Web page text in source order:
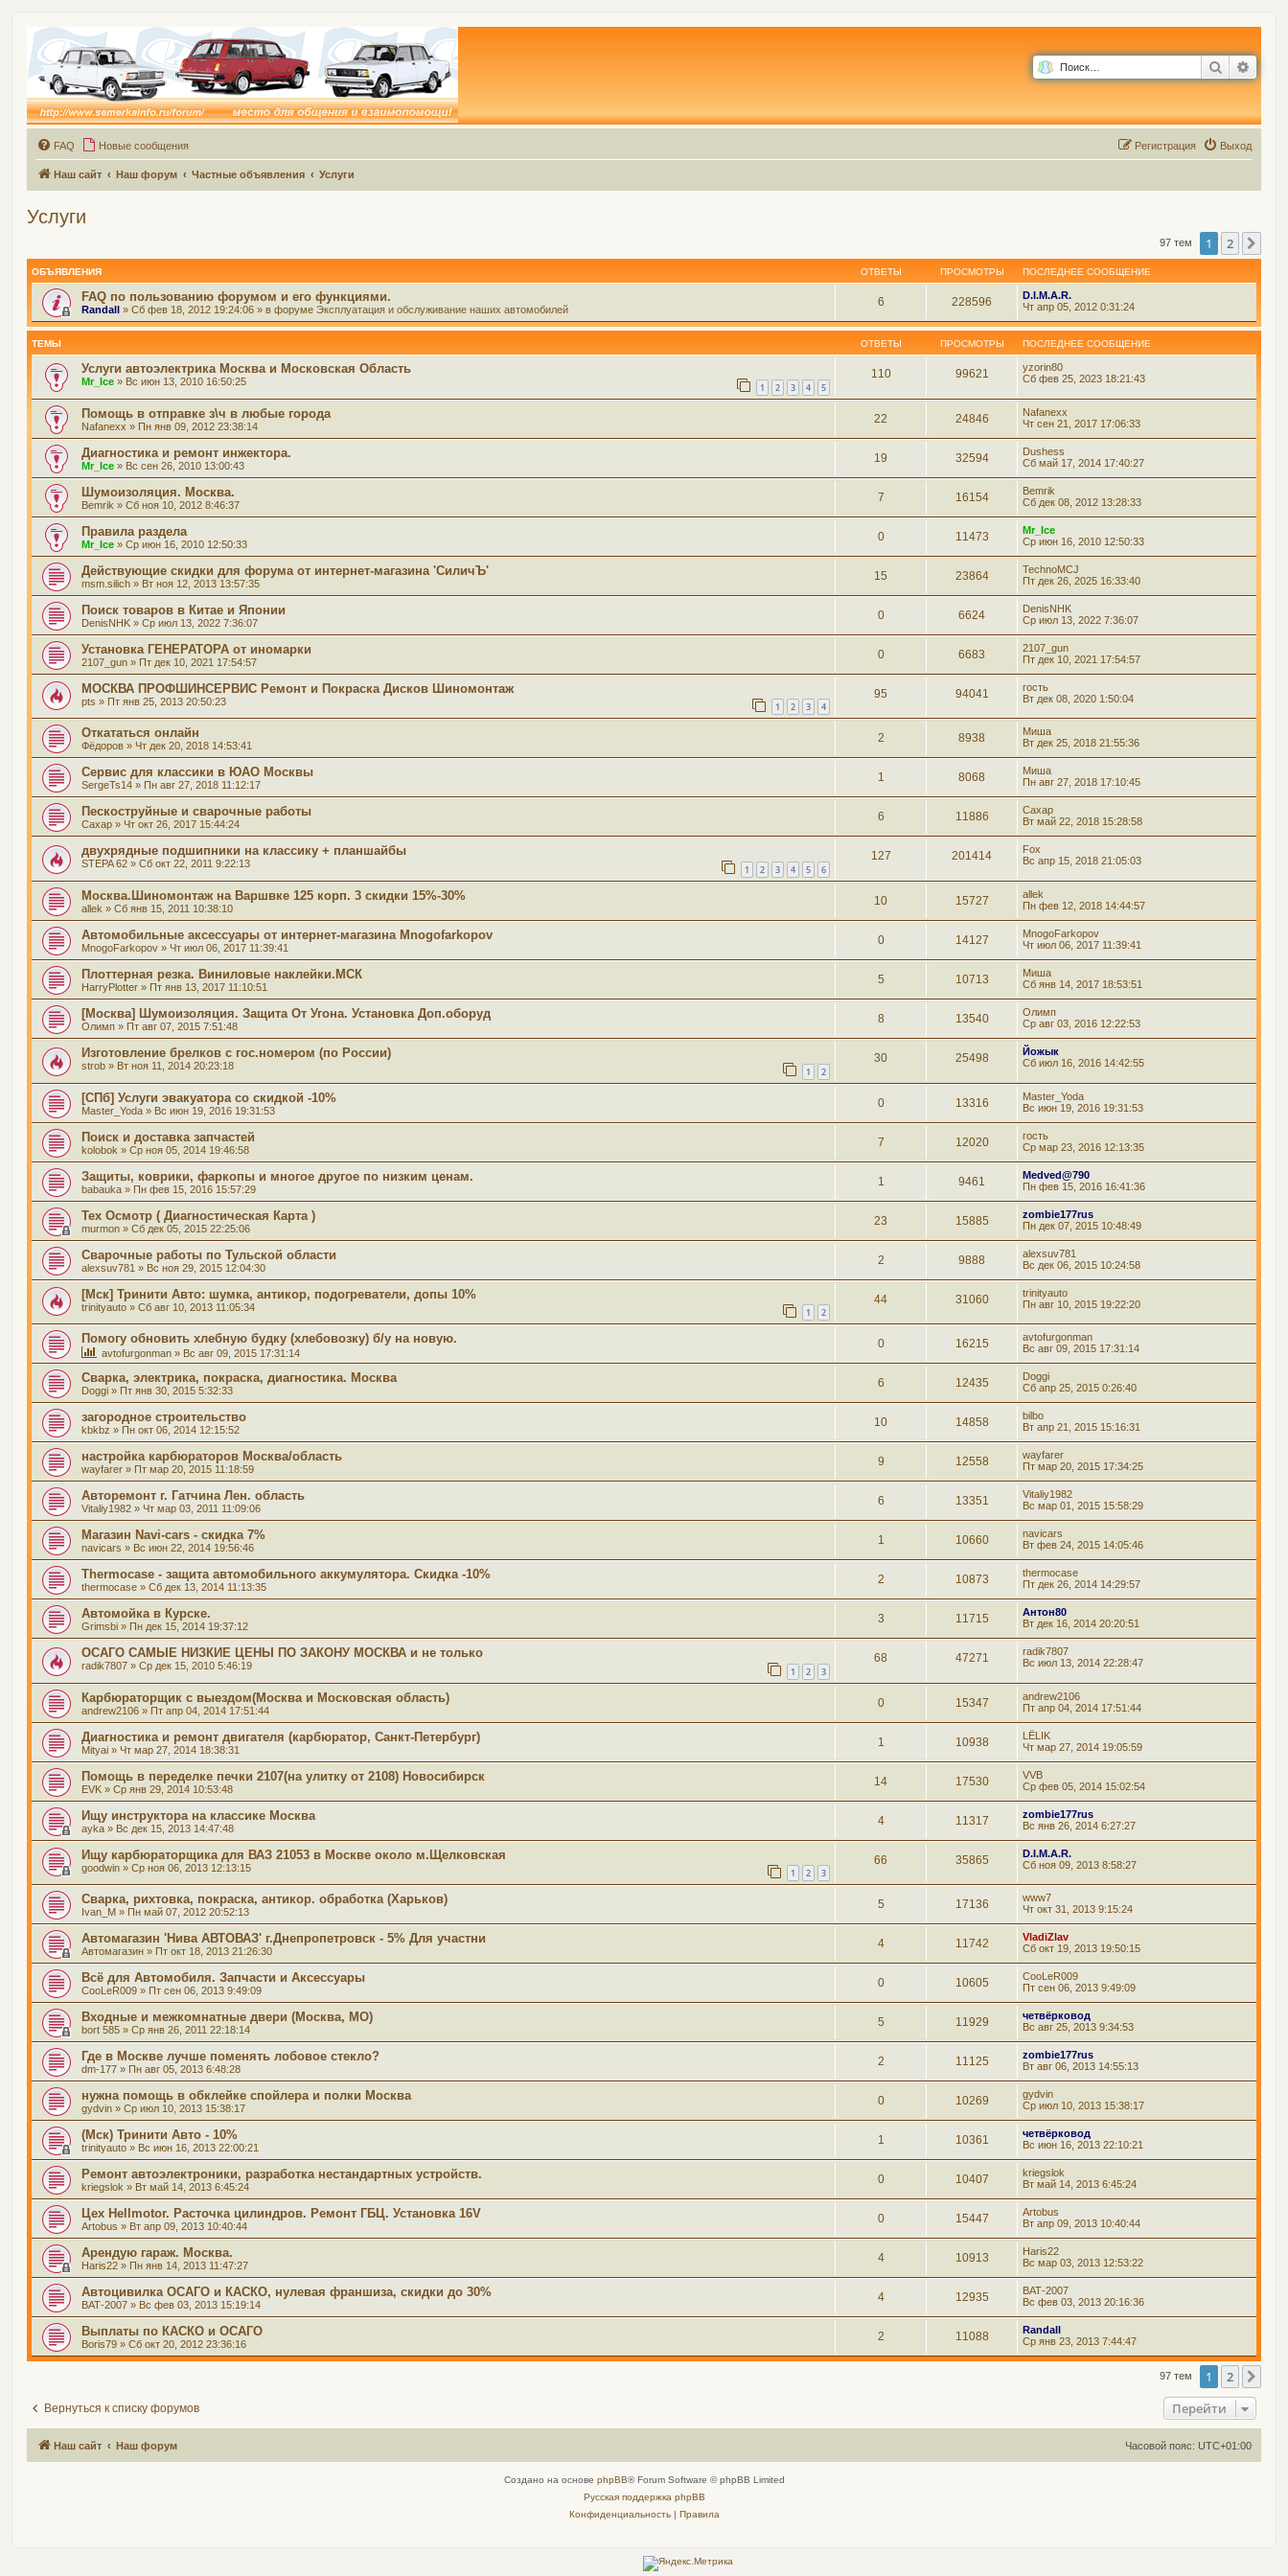
Поиск
FAQ Новые сообщения Выход
Регистрация
Наш сайт Наш форум Частные объявления Услуги
Услуги
97 тем 1 2
ОБЪЯВЛЕНИЯ ОТВЕТЫ ПРОСМОТРЫ ПОСЛЕДНЕЕ СООБЩЕНИЕ
FAQ по пользованию форумом и его функциями.
Randall » Сб фев 18, 2012 19:24:06 » в форуме Эксплуатация и обслуживание наших автомобилей
6 228596
D.I.M.A.R.
Чт апр 05, 2012 0:31:24
ТЕМЫ ОТВЕТЫ ПРОСМОТРЫ ПОСЛЕДНЕЕ СООБЩЕНИЕ
Услуги автоэлектрика Москва и Московская Область
Mr_Ice » Вс июн 13, 2010 16:50:25 1 2 3 4 5
110 99621
yzorin80
Сб фев 25, 2023 18:21:43
Помощь в отправке з\ч в любые города
Nafanexx » Пн янв 09, 2012 23:38:14
22 24846
Nafanexx
Чт сен 21, 2017 17:06:33
Диагностика и ремонт инжектора.
Mr_Ice » Вс сен 26, 2010 13:00:43
19 32594
Dushess
Сб май 17, 2014 17:40:27
Шумоизоляция. Москва.
Bemrik » Сб ноя 10, 2012 8:46:37
7 16154
Bemrik
Сб дек 08, 2012 13:28:33
Правила раздела
Mr_Ice » Ср июн 16, 2010 12:50:33
0 11473
Mr_Ice
Ср июн 16, 2010 12:50:33
Действующие скидки для форума от интернет-магазина 'СиличЪ'
msm.silich » Вт ноя 12, 2013 13:57:35
15 23864
TechnoMCJ
Пт дек 26, 2025 16:33:40
Поиск товаров в Китае и Японии
DenisNHK » Ср июл 13, 2022 7:36:07
0 6624
DenisNHK
Ср июл 13, 2022 7:36:07
Установка ГЕНЕРАТОРА от иномарки
2107_gun » Пт дек 10, 2021 17:54:57
0 6683
2107_gun
Пт дек 10, 2021 17:54:57
МОСКВА ПРОФШИНСЕРВИС Ремонт и Покраска Дисков Шиномонтаж
pts » Пт янв 25, 2013 20:50:23 1 2 3 4
95 94041
гость
Вт дек 08, 2020 1:50:04
Откататься онлайн
Фёдоров » Чт дек 20, 2018 14:53:41
2 8938
Миша
Вт дек 25, 2018 21:55:36
Сервис для классики в ЮАО Москвы
SergeTs14 » Пн авг 27, 2018 11:12:17
1 8068
Миша
Пн авг 27, 2018 17:10:45
Пескоструйные и сварочные работы
Сахар » Чт окт 26, 2017 15:44:24
6 11886
Сахар
Вт май 22, 2018 15:28:58
двухрядные подшипники на классику + планшайбы
STEPA 62 » Сб окт 22, 2011 9:22:13 1 2 3 4 5 6
127 201414
Fox
Вс апр 15, 2018 21:05:03
Москва.Шиномонтаж на Варшвке 125 корп. 3 скидки 15%-30%
allek » Сб янв 15, 2011 10:38:10
10 15727
allek
Пн фев 12, 2018 14:44:57
Автомобильные аксессуары от интернет-магазина Mnogofarkopov
MnogoFarkopov » Чт июл 06, 2017 11:39:41
0 14127
MnogoFarkopov
Чт июл 06, 2017 11:39:41
Плоттерная резка. Виниловые наклейки.МСК
HarryPlotter » Пт янв 13, 2017 11:10:51
5 10713
Миша
Сб янв 14, 2017 18:53:51
[Москва] Шумоизоляция. Защита От Угона. Установка Доп.оборуд
Олимп » Пт авг 07, 2015 7:51:48
8 13540
Олимп
Ср авг 03, 2016 12:22:53
Изготовление брелков с гос.номером (по России)
strob » Вт ноя 11, 2014 20:23:18 1 2
30 25498
Йожык
Сб июл 16, 2016 14:42:55
[СПб] Услуги эвакуатора со скидкой -10%
Master_Yoda » Вс июн 19, 2016 19:31:53
0 13316
Master_Yoda
Вс июн 19, 2016 19:31:53
Поиск и доставка запчастей
kolobok » Ср ноя 05, 2014 19:46:58
7 12020
гость
Ср мар 23, 2016 12:13:35
Защиты, коврики, фаркопы и многое другое по низким ценам.
babauka » Пн фев 15, 2016 15:57:29
1 9461
Medved@790
Пн фев 15, 2016 16:41:36
Тех Осмотр ( Диагностическая Карта )
murmon » Сб дек 05, 2015 22:25:06
23 15885
zombie177rus
Пн дек 07, 2015 10:48:49
Сварочные работы по Тульской области
alexsuv781 » Вс ноя 29, 2015 12:04:30
2 9888
alexsuv781
Вс дек 06, 2015 10:24:58
[Мск] Тринити Авто: шумка, антикор, подогреватели, допы 10%
trinityauto » Сб авг 10, 2013 11:05:34 1 2
44 31060
trinityauto
Пн авг 10, 2015 19:22:20
Помогу обновить хлебную будку (хлебовозку) б/у на новую.
avtofurgonman » Вс авг 09, 2015 17:31:14
0 16215
avtofurgonman
Вс авг 09, 2015 17:31:14
Сварка, электрика, покраска, диагностика. Москва
Doggi » Пт янв 30, 2015 5:32:33
6 12435
Doggi
Сб апр 25, 2015 0:26:40
загородное строительство
kbkbz » Пн окт 06, 2014 12:15:52
10 14858
bilbo
Вт апр 21, 2015 15:16:31
настройка карбюраторов Москва/область
wayfarer » Пт мар 20, 2015 11:18:59
9 12558
wayfarer
Пт мар 20, 2015 17:34:25
Авторемонт г. Гатчина Лен. область
Vitaliy1982 » Чт мар 03, 2011 11:09:06
6 13351
Vitaliy1982
Вс мар 01, 2015 15:58:29
Магазин Navi-cars - скидка 7%
navicars » Вс июн 22, 2014 19:56:46
1 10660
navicars
Вт фев 24, 2015 14:05:46
Thermocase - защита автомобильного аккумулятора. Скидка -10%
thermocase » Сб дек 13, 2014 11:13:35
2 10873
thermocase
Пт дек 26, 2014 14:29:57
Автомойка в Курске.
Grimsbi » Пн дек 15, 2014 19:37:12
3 11715
Антон80
Вт дек 16, 2014 20:20:51
ОСАГО САМЫЕ НИЗКИЕ ЦЕНЫ ПО ЗАКОНУ МОСКВА и не только
radik7807 » Ср дек 15, 2010 5:46:19 1 2 3
68 47271
radik7807
Вс июл 13, 2014 22:28:47
Карбюраторщик с выездом(Москва и Московская область)
andrew2106 » Пт апр 04, 2014 17:51:44
0 15347
andrew2106
Пт апр 04, 2014 17:51:44
Диагностика и ремонт двигателя (карбюратор, Санкт-Петербург)
Mityai » Чт мар 27, 2014 18:38:31
1 10938
LЁLIK
Чт мар 27, 2014 19:05:59
Помощь в переделке печки 2107(на улитку от 2108) Новосибирск
EVK » Ср янв 29, 2014 10:53:48
14 17530
VVB
Ср фев 05, 2014 15:02:54
Ищу инструктора на классике Москва
ayka » Вс дек 15, 2013 14:47:48
4 11317
zombie177rus
Вс янв 26, 2014 6:27:27
Ищу карбюраторщика для ВАЗ 21053 в Москве около м.Щелковская
goodwin » Ср ноя 06, 2013 12:13:15 1 2 3
66 35865
D.I.M.A.R.
Сб ноя 09, 2013 8:58:27
Сварка, рихтовка, покраска, антикор. обработка (Харьков)
Ivan_M » Пн май 07, 2012 20:52:13
5 17136
www7
Чт окт 31, 2013 9:15:24
Автомагазин 'Нива АВТОВАЗ' г.Днепропетровск - 5% Для участни
Автомагазин » Пт окт 18, 2013 21:26:30
4 11742
VladiZlav
Сб окт 19, 2013 19:50:15
Всё для Автомобиля. Запчасти и Аксессуары
CooLeR009 » Пт сен 06, 2013 9:49:09
0 10605
CooLeR009
Пт сен 06, 2013 9:49:09
Входные и межкомнатные двери (Москва, МО)
bort 585 » Ср янв 26, 2011 22:18:14
5 11929
четвёрковод
Вс авг 25, 2013 9:34:53
Где в Москве лучше поменять лобовое стекло?
dm-177 » Пн авг 05, 2013 6:48:28
2 11125
zombie177rus
Вт авг 06, 2013 14:55:13
нужна помощь в обклейке спойлера и полки Москва
gydvin » Ср июл 10, 2013 15:38:17
0 10269
gydvin
Ср июл 10, 2013 15:38:17
(Мск) Тринити Авто - 10%
trinityauto » Вс июн 16, 2013 22:00:21
1 10361
четвёрковод
Вс июн 16, 2013 22:10:21
Ремонт автоэлектроники, разработка нестандартных устройств.
kriegslok » Вт май 14, 2013 6:45:24
0 10407
kriegslok
Вт май 14, 2013 6:45:24
Цех Hellmotor. Расточка цилиндров. Ремонт ГБЦ. Установка 16V
Artobus » Вт апр 09, 2013 10:40:44
0 15447
Artobus
Вт апр 09, 2013 10:40:44
Арендую гараж. Москва.
Haris22 » Пн янв 14, 2013 11:47:27
4 10913
Haris22
Вс мар 03, 2013 12:53:22
Автоцивилка ОСАГО и КАСКО, нулевая франшиза, скидки до 30%
ВАТ-2007 » Вс фев 03, 2013 15:19:14
4 12935
ВАТ-2007
Вс фев 03, 2013 20:16:36
Выплаты по КАСКО и ОСАГО
Boris79 » Сб окт 20, 2012 23:36:16
2 11088
Randall
Ср янв 23, 2013 7:44:47
97 тем 1 2
Вернуться к списку форумов Перейти
Наш сайт Наш форум Часовой пояс: UTC+01:00
Создано на основе phpBB® Forum Software © phpBB Limited
Русская поддержка phpBB
Конфиденциальность| Правила